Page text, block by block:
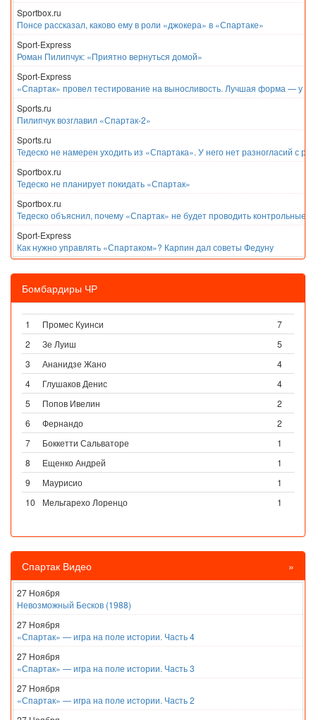
Sportbox.ru
Понсе рассказал, каково ему в роли «джокера» в «Спартаке»
Sport-Express
Роман Пилипчук: «Приятно вернуться домой»
Sport-Express
«Спартак» провел тестирование на выносливость. Лучшая форма — у
Sports.ru
Пилипчук возглавил «Спартак-2»
Sports.ru
Тедеско не намерен уходить из «Спартака». У него нет разногласий с
Sportbox.ru
Тедеско не планирует покидать «Спартак»
Sportbox.ru
Тедеско объяснил, почему «Спартак» не будет проводить контрольные
Sport-Express
Как нужно управлять «Спартаком»? Карпин дал советы Федуну
Бомбардиры ЧР
1 Промес Куинси
7
2
Зе Луиш
5
3
Ананидзе Жано
4
4
Глушаков Денис
4
5
Попов Ивелин
2
6
Фернандо
2
7
Боккетти Сальваторе
1
8
Ещенко Андрей
1
9
Маурисио
1
10
Мельгарехо Лоренцо 1
Спартак Видео »
27 Ноября
Невозможный Бесков (1988)
27 Ноября
«Спартак» — игра на поле истории. Часть 4
27 Ноября
«Спартак» — игра на поле истории. Часть 3
27 Ноября
«Спартак» — игра на поле истории. Часть 2